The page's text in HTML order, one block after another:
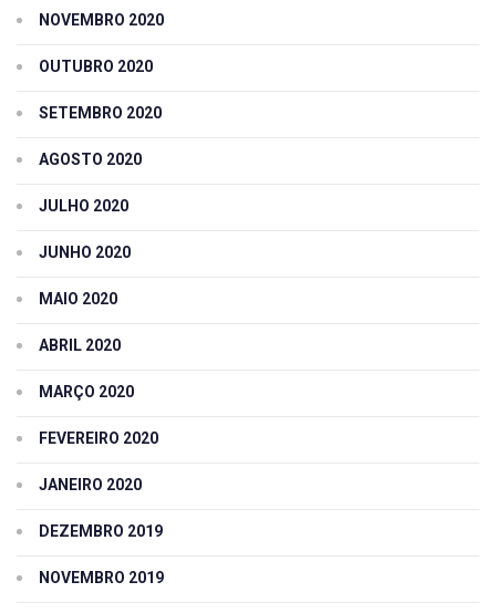
NOVEMBRO 2020
OUTUBRO 2020
SETEMBRO 2020
AGOSTO 2020
JULHO 2020
JUNHO 2020
MAIO 2020
ABRIL 2020
MARÇO 2020
FEVEREIRO 2020
JANEIRO 2020
DEZEMBRO 2019
NOVEMBRO 2019